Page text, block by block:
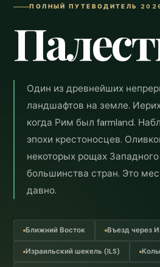
ПОЛНЫЙ ПУТЕВОДИТЕЛЬ
Один из древнейших
ландшафтов на земле.
когда Рим был farmland.
эпохи крестоносцев.
некоторых рощах Западного
большинства стран. Это
давно.
Ближний Восток Въезд через
Израильский шекель (ILS)